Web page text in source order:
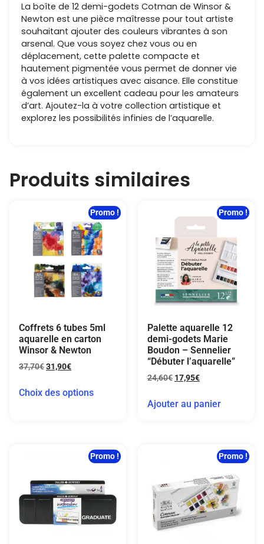
La boîte de 12 demi-godets Cotman de Winsor &
Newton est une pièce maîtresse pour tout artiste
souhaitant ajouter des couleurs vibrantes à son
arsenal. Que vous soyez chez vous ou en
déplacement, cette palette compacte et
hautement pigmentée vous permet de donner vie
à vos idées artistiques avec aisance. Elle constitue
également un excellent cadeau pour les amateurs
d’art. Ajoutez-la à votre collection artistique et
explorez les possibilités infinies de l’aquarelle.
Produits similaires
Promo !
Coffrets 6 tubes 5ml
aquarelle en carton
Winsor & Newton
37,70€31,90€
Choix des options
Promo !
Palette aquarelle 12
demi-godets Marie
Boudon – Sennelier
“Débuter l’aquarelle”
24,60€ 17,95€
Ajouter au panier
Promo ! Promo !